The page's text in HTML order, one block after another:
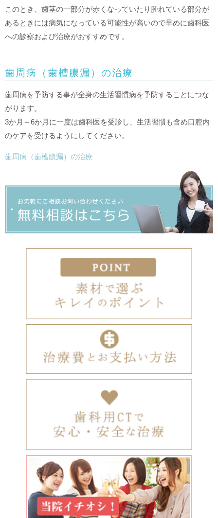
このとき、歯茎の一部分が赤くなっていたり腫れている部分が
あるときには病気になっている可能性が高いので早めに歯科医
への診察および治療がおすすめです。
歯周病（歯槽膿漏）の治療
歯周病を予防する事が全身の生活習慣病を予防することにつな
がります。
3か月～6か月に一度は歯科医を受診し、生活習慣も含め口腔内
のケアを受けるようにしてください。
歯周病（歯槽膿漏）の治療